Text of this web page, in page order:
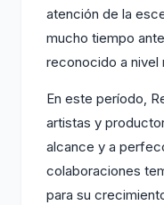
atención de la
mucho tiempo
reconocido a nivel
En este período,
artistas y
alcance y a
colaboraciones
para su